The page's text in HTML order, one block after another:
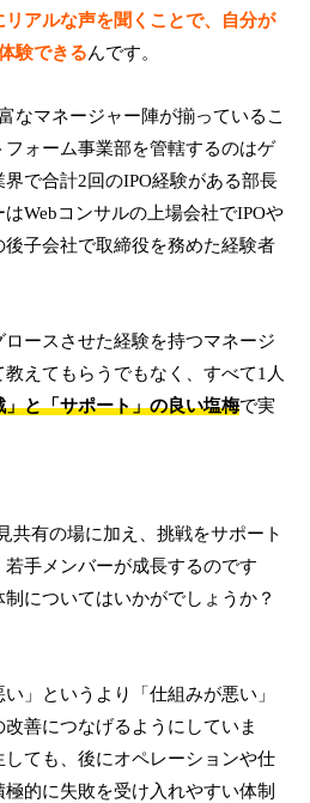
アルな声を聞くことで、自分が
験できるんです。
なマネージャー陣が揃っているこ
ォーム事業部を管轄するのはゲ
で合計2回のIPO経験がある部長
Webコンサルの上場会社でIPOや
子会社で取締役を務めた経験者
ースさせた経験を持つマネージ
えてもらうでもなく、すべて1人
」と「サポート」の良い塩梅で実
共有の場に加え、挑戦をサポート
手メンバーが成長するのです
についてはいかがでしょうか？
」というより「仕組みが悪い」
善につなげるようにしていま
ても、後にオペレーションや仕
的に失敗を受け入れやすい体制